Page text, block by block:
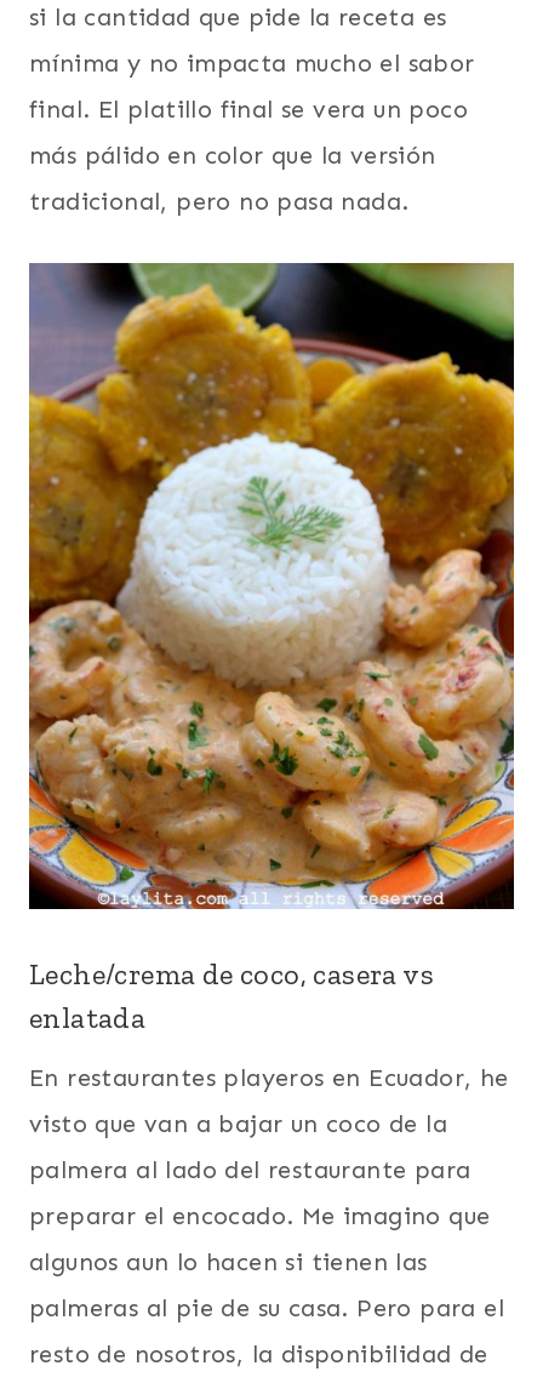
si la cantidad que pide la receta es
mínima y no impacta mucho el sabor
final. El platillo final se vera un poco
más pálido en color que la versión
tradicional, pero no pasa nada.
Leche/crema de coco, casera vs
enlatada
En restaurantes playeros en Ecuador, he
visto que van a bajar un coco de la
palmera al lado del restaurante para
preparar el encocado. Me imagino que
algunos aun lo hacen si tienen las
palmeras al pie de su casa. Pero para el
resto de nosotros, la disponibilidad de